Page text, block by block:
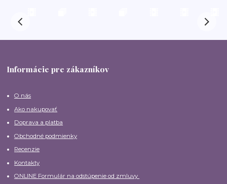
Informácie pre zákazníkov
O nás
Ako nakupovať
Doprava a platba
Obchodné podmienky
Recenzie
Kontakty
ONLINE Formulár na odstúpenie od zmluvy